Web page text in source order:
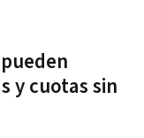
y cuotas sin